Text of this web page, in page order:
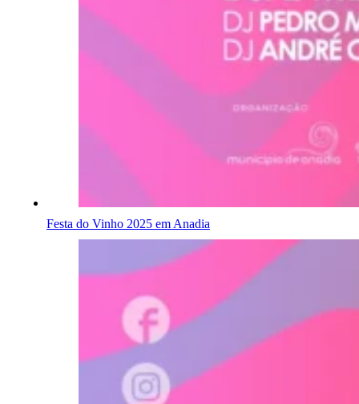
Festa do Vinho 2025 em Anadia